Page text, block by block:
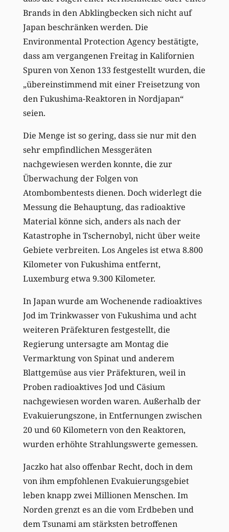
Brands in den Abklingbecken sich nicht auf
Japan beschränken werden. Die
Environmental Protection Agency bestätigte,
dass am vergangenen Freitag in Kalifornien
Spuren von Xenon 133 festgestellt wurden, die
„übereinstimmend mit einer Freisetzung von
den Fukushima-Reaktoren in Nordjapan“
seien.
Die Menge ist so gering, dass sie nur mit den
sehr empfindlichen Messgeräten
nachgewiesen werden konnte, die zur
Überwachung der Folgen von
Atombombentests dienen. Doch widerlegt die
Messung die Behauptung, das radioaktive
Material könne sich, anders als nach der
Katastrophe in Tschernobyl, nicht über weite
Gebiete verbreiten. Los Angeles ist etwa 8.800
Kilometer von Fukushima entfernt,
Luxemburg etwa 9.300 Kilometer.
In Japan wurde am Wochenende radioaktives
Jod im Trinkwasser von Fukushima und acht
weiteren Präfekturen festgestellt, die
Regierung untersagte am Montag die
Vermarktung von Spinat und anderem
Blattgemüse aus vier Präfekturen, weil in
Proben radioaktives Jod und Cäsium
nachgewiesen worden waren. Außerhalb der
Evakuierungszone, in Entfernungen zwischen
20 und 60 Kilometern von den Reaktoren,
wurden erhöhte Strahlungswerte gemessen.
Jaczko hat also offenbar Recht, doch in dem
von ihm empfohlenen Evakuierungsgebiet
leben knapp zwei Millionen Menschen. Im
Norden grenzt es an die vom Erdbeben und
dem Tsunami am stärksten betroffenen